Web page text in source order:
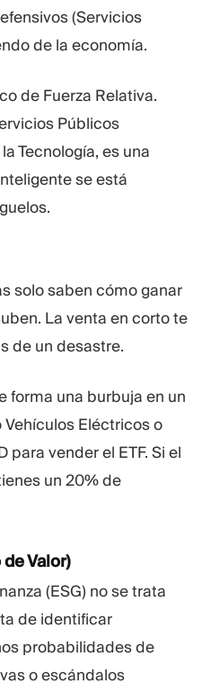
(Servicios
de la economía.
de Fuerza Relativa.
Públicos
Tecnología, es una
se está
solo saben cómo ganar
La venta en corto te
de un desastre.
forma una burbuja en un
Eléctricos o
para vender el ETF. Si el
un 20% de
Valor)
(ESG) no se trata
de identificar
probabilidades de
o escándalos